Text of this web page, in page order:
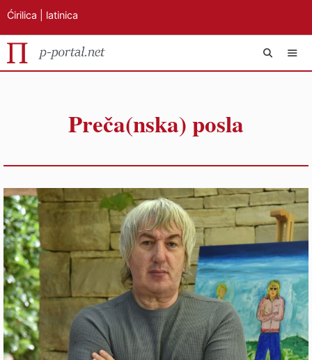
Ćirilica latinica
Preča(nska) posla